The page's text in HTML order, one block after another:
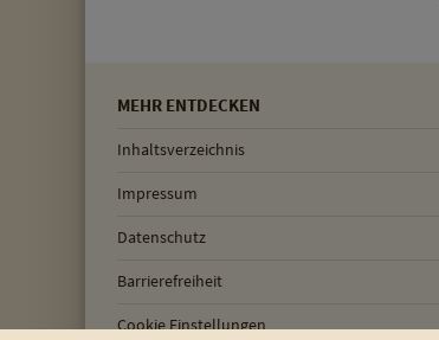
MEHR ENTDECKEN
Inhaltsverzeichnis
Impressum
Datenschutz
Barrierefreiheit
Cookie Einstellungen